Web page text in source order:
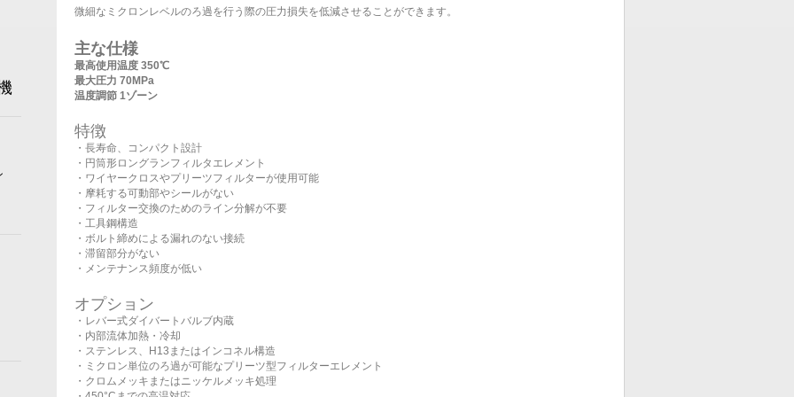
微細なミクロンレベルのろ過を行う際の圧力損失を低減させることができます。
主な仕様
最高使用温度 350℃
最大圧力 70MPa
温度調節 1ゾーン
特徴
・長寿命、コンパクト設計
・円筒形ロングランフィルタエレメント
・ワイヤークロスやプリーツフィルターが使用可能
・摩耗する可動部やシールがない
・フィルター交換のためのライン分解が不要
・工具鋼構造
・ボルト締めによる漏れのない接続
・滞留部分がない
・メンテナンス頻度が低い
オプション
・レバー式ダイバートバルブ内蔵
・内部流体加熱・冷却
・ステンレス、H13またはインコネル構造
・ミクロン単位のろ過が可能なプリーツ型フィルターエレメント
・クロムメッキまたはニッケルメッキ処理